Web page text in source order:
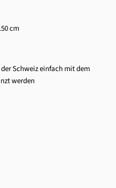
cm
Schweiz einfach mit dem
werden